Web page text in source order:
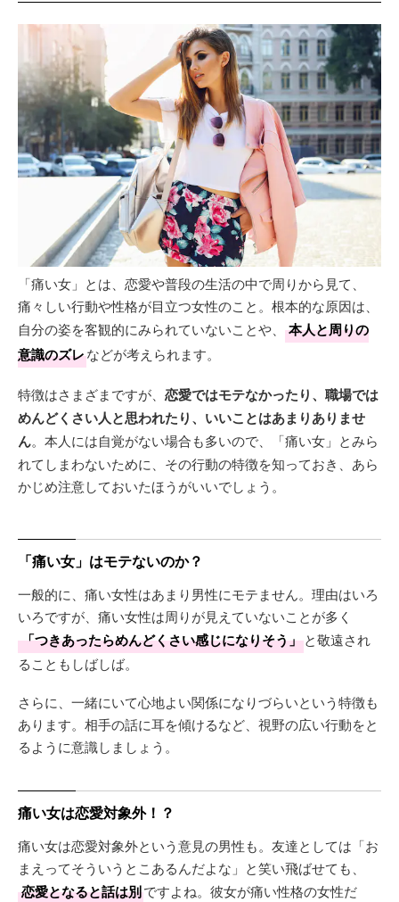
「痛い女」とは、恋愛や普段の生活の中で周りから見て、
痛々しい行動や性格が目立つ女性のこと。根本的な原因は、
自分の姿を客観的にみられていないことや、
本人と周りの
意識のズレなどが考えられます。
特徴はさまざまですが、 恋愛ではモテなかったり、職場では
めんどくさい人と思われたり、いいことはあまりありませ
ん。本人には自覚がない場合も多いので、「痛い女」とみら
れてしまわないために、その行動の特徴を知っておき、あら
かじめ注意しておいたほうがいいでしょう。
「痛い女」はモテないのか？
一般的に、痛い女性はあまり男性にモテません。理由はいろ
いろですが、痛い女性は周りが見えていないことが多く
「つきあったらめんどくさい感じになりそう」と敬遠され
ることもしばしば。
さらに、一緒にいて心地よい関係になりづらいという特徴も
あります。相手の話に耳を傾けるなど、視野の広い行動をと
るように意識しましょう。
痛い女は恋愛対象外！？
痛い女は恋愛対象外という意見の男性も。友達としては「お
まえってそういうとこあるんだよな」と笑い飛ばせても、
恋愛となると話は別ですよね。彼女が痛い性格の女性だ